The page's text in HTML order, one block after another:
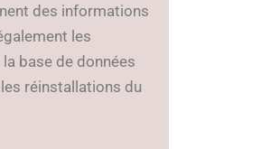
des informations
les
base de données
réinstallations du